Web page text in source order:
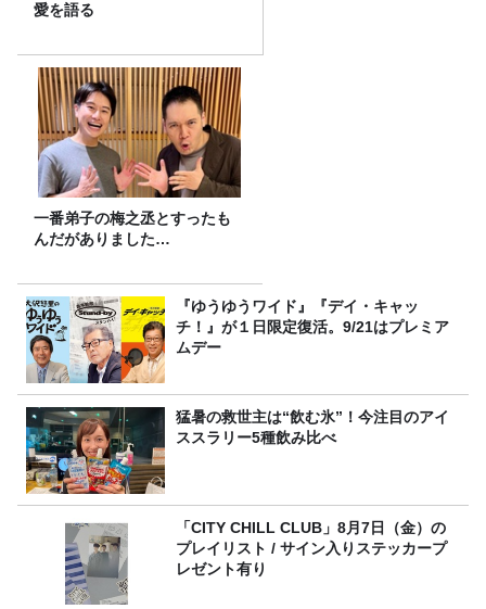
愛を語る
一番弟子の梅之丞とすったも
んだがありました…
『ゆうゆうワイド』『デイ・キャッ
チ！』が１日限定復活。9/21はプレミア
ムデー
猛暑の救世主は“飲む氷”！今注目のアイ
ススラリー5種飲み比べ
「CITY CHILL CLUB」8月7日（金）の
プレイリスト / サイン入りステッカープ
レゼント有り